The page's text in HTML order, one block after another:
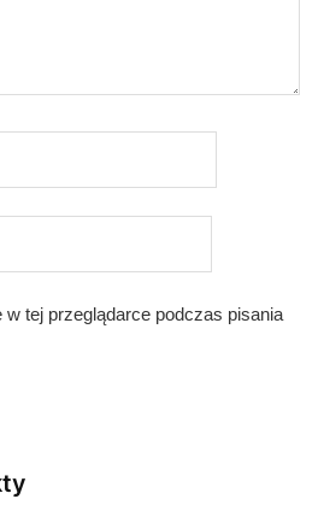
w tej przeglądarce podczas pisania